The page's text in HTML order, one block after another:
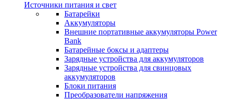
Источники питания и свет
Батарейки
Аккумуляторы
Внешние портативные аккумуляторы Power
Bank
Батарейные боксы и адаптеры
Зарядные устройства для аккумуляторов
Зарядные устройства для свинцовых
аккумуляторов
Блоки питания
Преобразователи напряжения